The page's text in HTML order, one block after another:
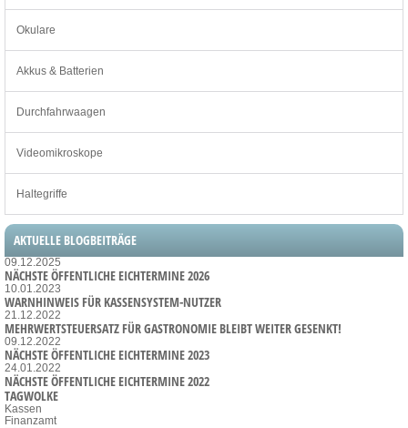
Okulare
Akkus & Batterien
Durchfahrwaagen
Videomikroskope
Haltegriffe
AKTUELLE BLOGBEITRÄGE
09.12.2025
NÄCHSTE ÖFFENTLICHE EICHTERMINE 2026
10.01.2023
WARNHINWEIS FÜR KASSENSYSTEM-NUTZER
21.12.2022
MEHRWERTSTEUERSATZ FÜR GASTRONOMIE BLEIBT WEITER GESENKT!
09.12.2022
NÄCHSTE ÖFFENTLICHE EICHTERMINE 2023
24.01.2022
NÄCHSTE ÖFFENTLICHE EICHTERMINE 2022
TAGWOLKE
Kassen
Finanzamt